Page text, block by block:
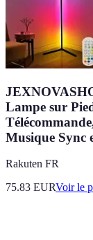
Lampe sur
Musique Sync
Rakuten FR
75.83 EURVoir le